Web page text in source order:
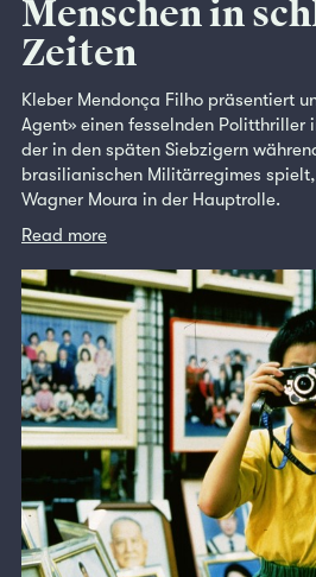
Menschen in
Zeiten
Kleber Mendonça Filho präsentiert
Agent» einen fesselnden Politthriller
der in den späten Siebzigern
brasilianischen Militärregimes
Wagner Moura in der Hauptrolle.
Read more